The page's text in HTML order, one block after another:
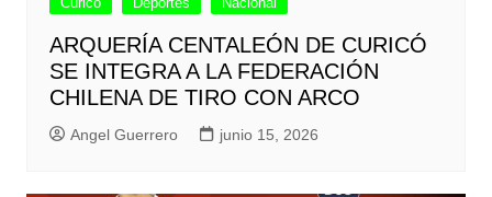
ARQUERÍA CENTALEÓN DE CURICÓ
SE INTEGRA A LA FEDERACIÓN
CHILENA DE TIRO CON ARCO
Angel Guerrero junio 15, 2026